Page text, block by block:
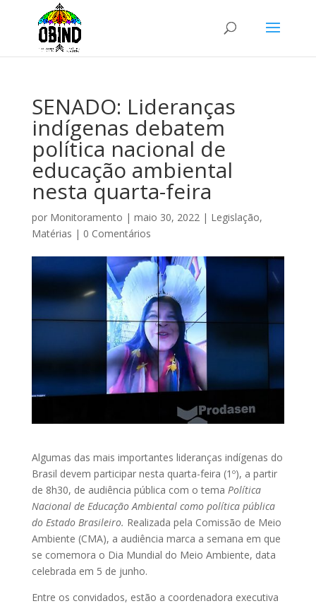
SENADO: Lideranças
indígenas debatem
política nacional de
educação ambiental
nesta quarta-feira
por Monitoramento | maio 30, 2022| Legislação,
Matérias | 0 Comentários
Algumas das mais importantes lideranças indígenas do
Brasil devem participar nesta quarta-feira (1º), a partir
de 8h30, de audiência pública com o tema Política
Nacional de Educação Ambiental como política pública
do Estado Brasileiro. Realizada pela Comissão de Meio
Ambiente (CMA), a audiência marca a semana em que
se comemora o Dia Mundial do Meio Ambiente, data
celebrada em 5 de junho.
Entre os convidados, estão a coordenadora executiva